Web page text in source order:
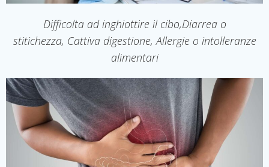
Difficolta ad inghiottire il cibo,Diarrea o
stitichezza, Cattiva digestione, Allergie o intolleranze
alimentari